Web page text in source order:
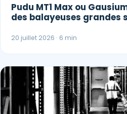
Pudu MT1 Max ou
des balayeuses grandes
20 juillet 2026 · 6 min